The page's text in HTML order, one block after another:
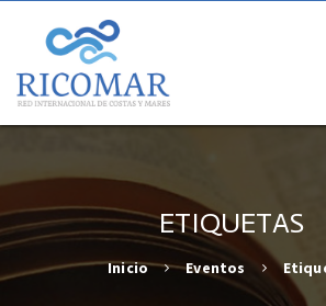
ETIQUETAS
Inicio Eventos